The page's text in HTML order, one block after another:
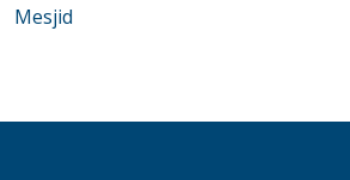
Mesjid